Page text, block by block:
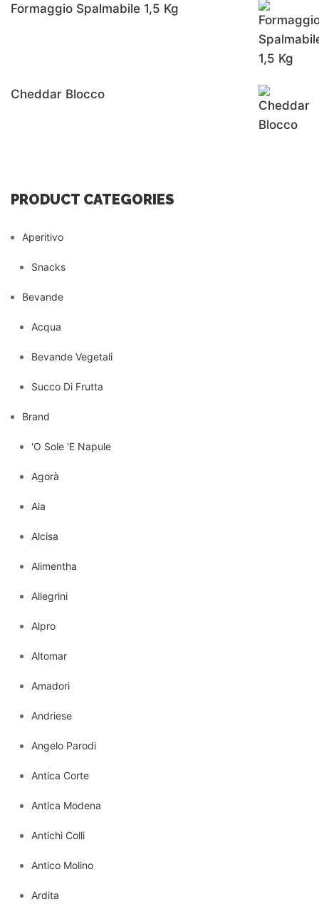
Formaggio Spalmabile 1,5 Kg
Cheddar Blocco
PRODUCT CATEGORIES
Aperitivo
Snacks
Bevande
Acqua
Bevande Vegetali
Succo Di Frutta
Brand
'O Sole 'E Napule
Agorà
Aia
Alcisa
Alimentha
Allegrini
Alpro
Altomar
Amadori
Andriese
Angelo Parodi
Antica Corte
Antica Modena
Antichi Colli
Antico Molino
Ardita